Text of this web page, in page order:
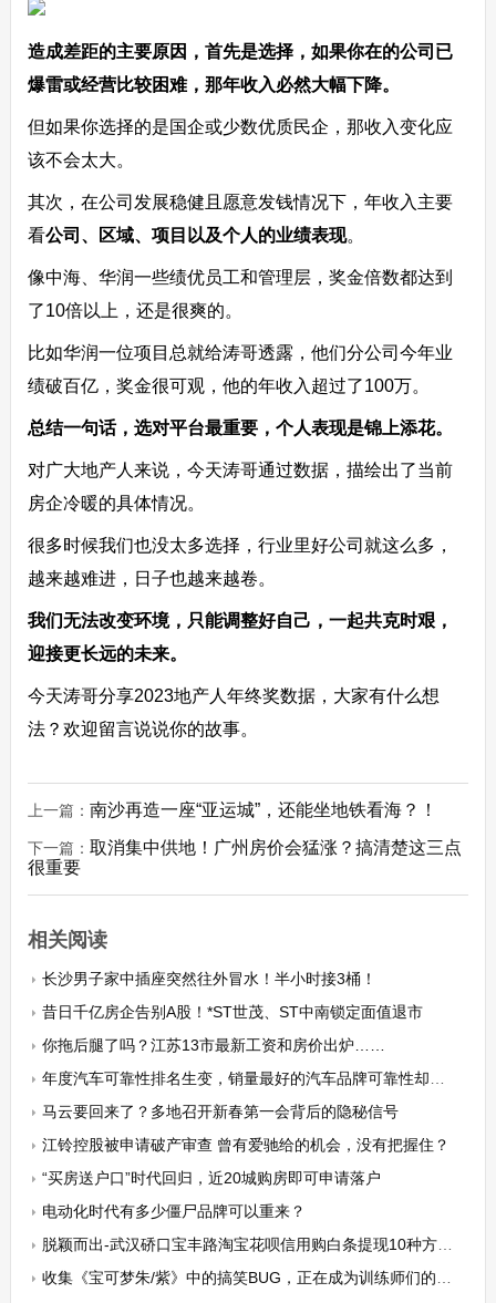
造成差距的主要原因，首先是选择，如果你在的公司已
爆雷或经营比较困难，那年收入必然大幅下降。
但如果你选择的是国企或少数优质民企，那收入变化应
该不会太大。
其次，在公司发展稳健且愿意发钱情况下，年收入主要
看公司、区域、项目以及个人的业绩表现。
像中海、华润一些绩优员工和管理层，奖金倍数都达到
了10倍以上，还是很爽的。
比如华润一位项目总就给涛哥透露，他们分公司今年业
绩破百亿，奖金很可观，他的年收入超过了100万。
总结一句话，选对平台最重要，个人表现是锦上添花。
对广大地产人来说，今天涛哥通过数据，描绘出了当前
房企冷暖的具体情况。
很多时候我们也没太多选择，行业里好公司就这么多，
越来越难进，日子也越来越卷。
我们无法改变环境，只能调整好自己，一起共克时艰，
迎接更长远的未来。
今天涛哥分享2023地产人年终奖数据，大家有什么想
法？欢迎留言说说你的故事。
上一篇： 南沙再造一座“亚运城”，还能坐地铁看海？！
下一篇： 取消集中供地！广州房价会猛涨？搞清楚这三点
很重要
相关阅读
长沙男子家中插座突然往外冒水！半小时接3桶！
昔日千亿房企告别A股！*ST世茂、ST中南锁定面值退市
你拖后腿了吗？江苏13市最新工资和房价出炉……
年度汽车可靠性排名生变，销量最好的汽车品牌可靠性却最差？
马云要回来了？多地召开新春第一会背后的隐秘信号
江铃控股被申请破产审查 曾有爱驰给的机会，没有把握住？
“买房送户口”时代回归，近20城购房即可申请落户
电动化时代有多少僵尸品牌可以重来？
脱颖而出-武汉硚口宝丰路淘宝花呗信用购白条提现10种方式(天猫京东旗舰店支持线下当面交易)
收集《宝可梦朱/紫》中的搞笑BUG，正在成为训练师们的潮流